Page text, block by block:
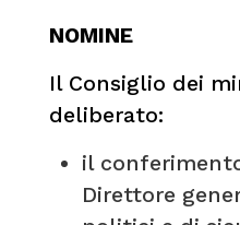
NOMINE
Il Consiglio dei
deliberato:
il
Direttore